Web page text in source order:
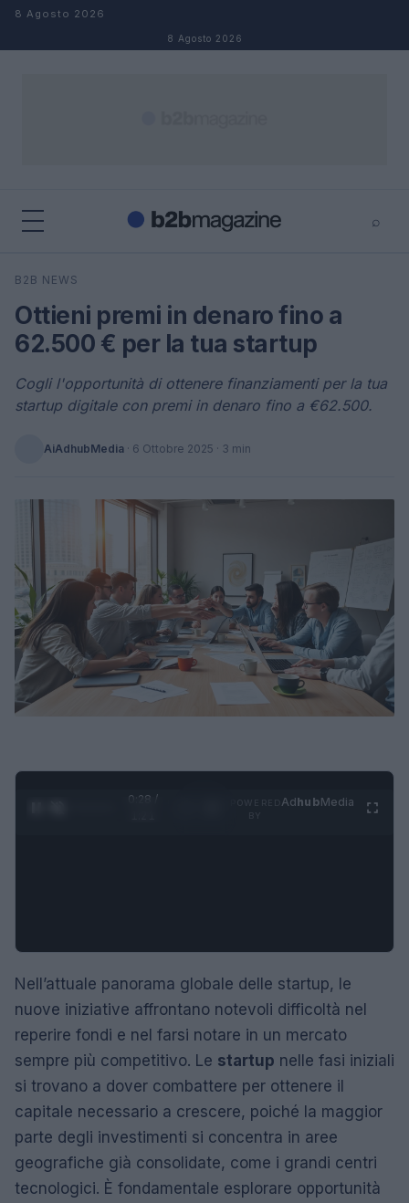
Salta al contenuto
8 Agosto 2026
8 Agosto 2026
⌕
Cerca
B2B NEWS
Ottieni premi in denaro fino a
62.500 € per la tua startup
Cogli l'opportunità di ottenere finanziamenti per la tua
startup digitale con premi in denaro fino a €62.500.
AiAdhubMedia · 6 Ottobre 2025 · 3 min
0:29 /
AdhubMedia
Nell’attuale panorama globale delle startup, le
nuove iniziative affrontano notevoli difficoltà nel
reperire fondi e nel farsi notare in un mercato
sempre più competitivo. Le startup nelle fasi iniziali
si trovano a dover combattere per ottenere il
capitale necessario a crescere, poiché la maggior
parte degli investimenti si concentra in aree
geografiche già consolidate, come i grandi centri
tecnologici. È fondamentale esplorare opportunità